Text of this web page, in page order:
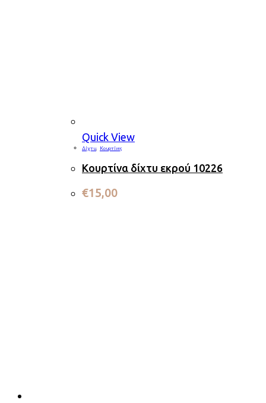
Quick View
Δίχτυ Κουρτίνες
Κουρτίνα δίχτυ εκρού 10226
€15,00